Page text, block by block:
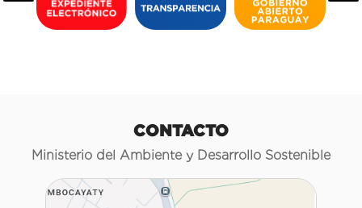
CONTACTO
Ministerio del Ambiente y Desarrollo Sostenible